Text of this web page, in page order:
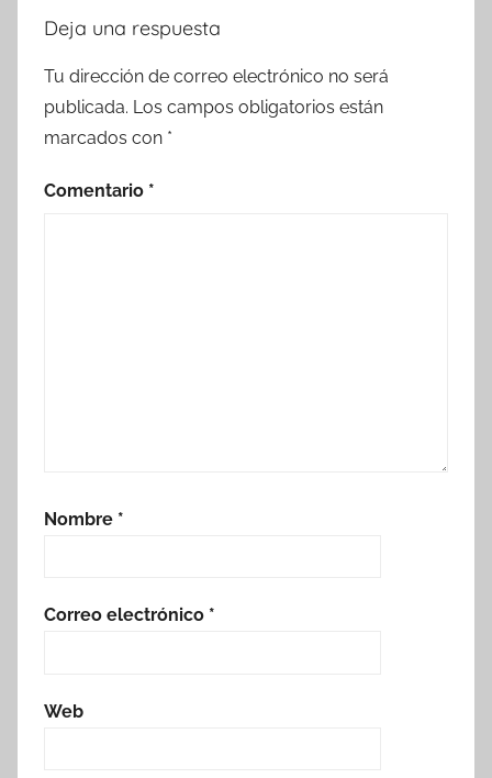
Deja una respuesta
Tu dirección de correo electrónico no será
publicada. Los campos obligatorios están
marcados con *
Comentario *
Nombre *
Correo electrónico *
Web